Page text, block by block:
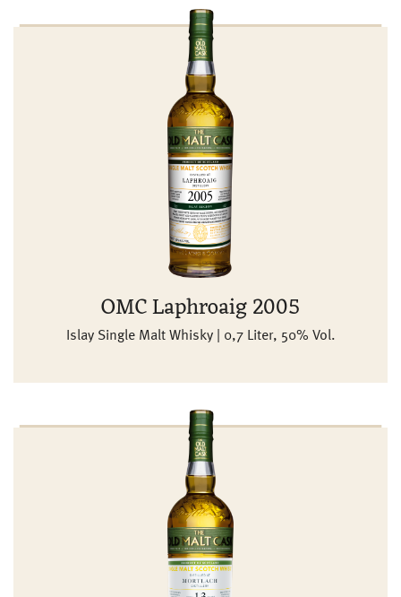
OMC Laphroaig 2005
Islay Single Malt Whisky | 0,7 Liter, 50% Vol.